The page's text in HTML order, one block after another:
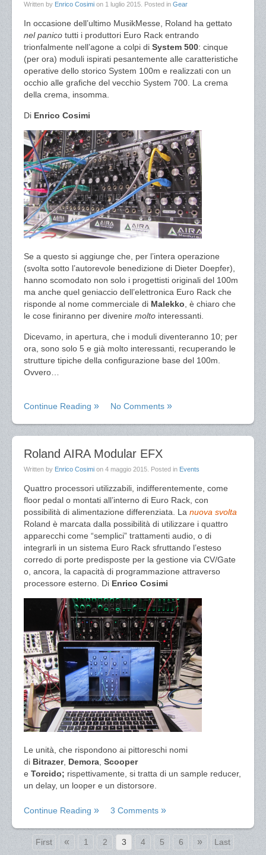
Written by Enrico Cosimi on 1 luglio 2015 . Posted in Gear
In occasione dell’ultimo MusikMesse, Roland ha gettato
nel panico tutti i produttori Euro Rack entrando
trionfalmente nell’agone a colpi di System 500: cinque
(per ora) moduli ispirati pesantemente alle caratteristiche
operative dello storico System 100m e realizzati con un
occhio alle grafiche del vecchio System 700. La crema
della crema, insomma.
Di Enrico Cosimi
Se a questo si aggiunge che, per l’intera operazione
(svolta sotto l’autorevole benedizione di Dieter Doepfer),
hanno scomodato non solo i progettisti originali del 100m
ma anche quel geniaccio dell’elettronica Euro Rack che
risponde al nome commerciale di Malekko , è chiaro che
le cose finiranno per divenire molto interessanti.
Dicevamo, in apertura, che i moduli diventeranno 10; per
ora, sono solo 5 e già molto interessanti, recuperando le
strutture tipiche della configurazione base del 100m.
Ovvero…
Continue Reading No Comments
Roland AIRA Modular EFX
Written by Enrico Cosimi on 4 maggio 2015 . Posted in Events
Quattro processori utilizzabili, indifferentemente, come
floor pedal o montati all’interno di Euro Rack, con
possibilità di alimentazione differenziata. La nuova svolta
Roland è marcata dalla possibilità di utilizzare i quattro
apparecchi come “semplici” trattamenti audio, o di
integrarli in un sistema Euro Rack sfruttando l’esteso
corredo di porte predisposte per la gestione via CV/Gate
o, ancora, la capacità di programmazione attraverso
processore esterno. Di Enrico Cosimi
Le unità, che rispondono ai pittoreschi nomi
di Bitrazer, Demora Scooper
e Torcido; rispettivamente, si tratta di un sample reducer,
un delay, un looper e un distorsore.
Continue Reading 3 Comments
First « 1 2 3 4 5 6 » Last